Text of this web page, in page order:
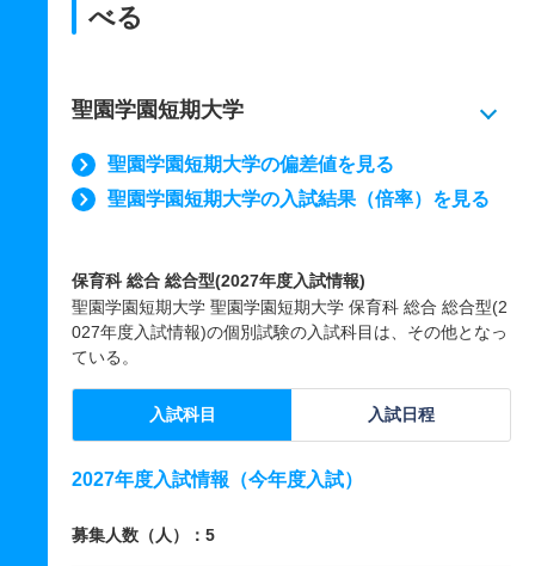
べる
聖園学園短期大学
聖園学園短期大学の偏差値を見る
聖園学園短期大学の入試結果（倍率）を見る
保育科 総合 総合型(2027年度入試情報)
聖園学園短期大学 聖園学園短期大学 保育科 総合 総合型(2
027年度入試情報)の個別試験の入試科目は、その他となっ
ている。
入試科目 入試日程
2027年度入試情報（今年度入試）
募集人数（人）：5